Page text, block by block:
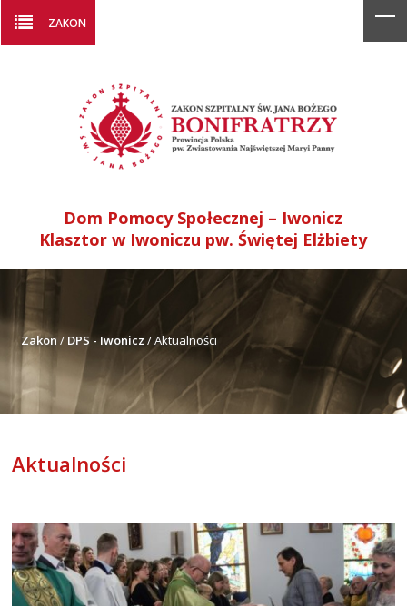
ZAKON
Dom Pomocy Społecznej – Iwonicz
Klasztor w Iwoniczu pw. Świętej Elżbiety
Zakon / DPS - Iwonicz /Aktualności
Aktualności